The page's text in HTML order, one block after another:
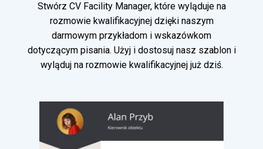
Stwórz CV Facility Manager, które wyląduje na
rozmowie kwalifikacyjnej dzięki naszym
darmowym przykładom i wskazówkom
dotyczącym pisania. Użyj i dostosuj nasz szablon i
wyląduj na rozmowie kwalifikacyjnej już dziś.